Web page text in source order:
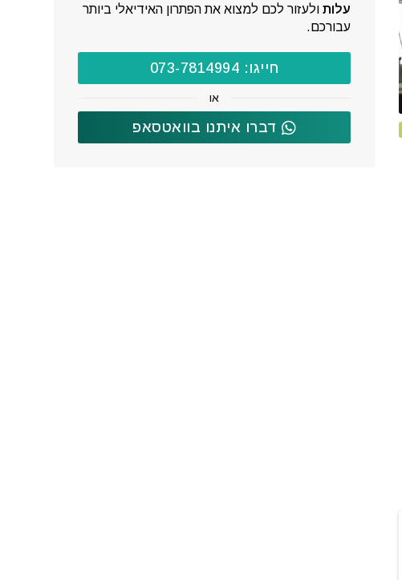
עלותולעזור לכם למצוא את הפתרון האידיאלי ביותר
עבורכם.
חייגו: 073-7814994
או
דברו איתנו בוואטסאפ